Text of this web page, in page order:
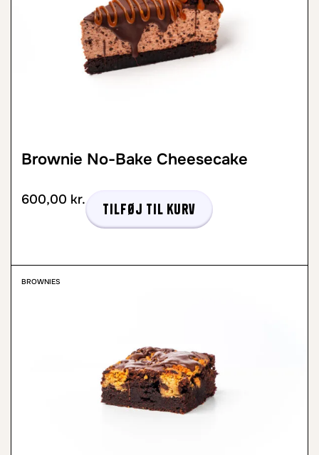
Brownie No-Bake Cheesecake
600,00 kr.
Tilføj til kurv
BROWNIES